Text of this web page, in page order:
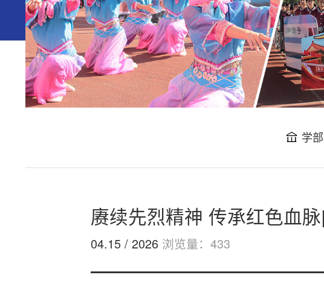
学
赓续先烈精神 传承红色血
04.15 / 2026 浏览量：433